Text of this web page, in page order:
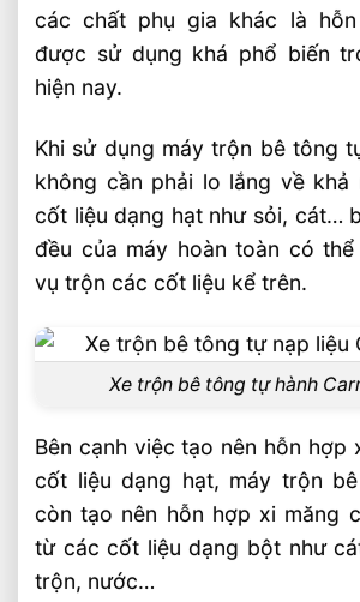
Có nhiều cách gọi khác
phẩm này như
Hỗ trợ khác
Video máy trộn bê tông
Liên hệ mua sản phẩm
Bài Viết Liên Quan
Dụng Phù Hợp Từng Ứng
Chọn Xe Nâng Điện Phù
Loại Pallet Tối Ưu Nhất
Chọn Xe Nâng Điện Phù
Cao Kệ Hàng Chuẩn Nhất
Xe Nâng Điện Reach
Chọn Tối Ưu Cho Logistics
Xe Nâng Dầu 3.5 Tấn
Ưu Điểm Gì
các chất phụ gia khác là
được sử dụng khá phổ biến
hiện nay.
Khi sử dụng máy trộn bê tông
không cần phải lo lắng về khả
cốt liệu dạng hạt như sỏi, cát…
đều của máy hoàn toàn có
vụ trộn các cốt liệu kể trên.
Xe trộn bê tông tự hành
Bên cạnh việc tạo nên hỗn hợp
cốt liệu dạng hạt, máy trộn
còn tạo nên hỗn hợp xi măng
từ các cốt liệu dạng bột như
trộn, nước…